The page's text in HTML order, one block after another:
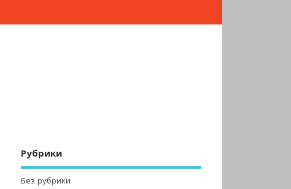
Рубрики
Без рубрики